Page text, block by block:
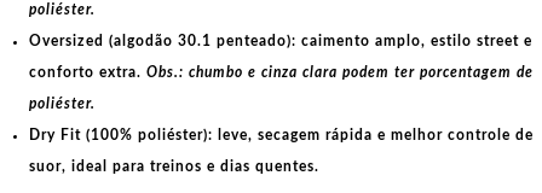
poliéster.
Oversized (algodão 30.1 penteado): caimento amplo, estilo street e
conforto extra. Obs.: chumbo e cinza clara podem ter porcentagem de
poliéster.
Dry Fit (100% poliéster): leve, secagem rápida e melhor controle de
suor, ideal para treinos e dias quentes.